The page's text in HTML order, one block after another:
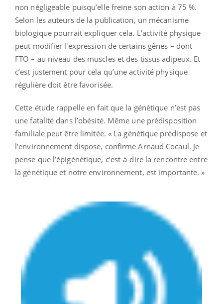
non négligeable puisqu’elle freine son action à 75 %.
Selon les auteurs de la publication, un mécanisme
biologique pourrait expliquer cela. L’activité physique
peut modifier l'expression de certains gènes – dont
FTO – au niveau des muscles et des tissus adipeux. Et
c’est justement pour cela qu’une activité physique
régulière doit être favorisée.
Cette étude rappelle en fait que la génétique n’est pas
une fatalité dans l’obésité. Même une prédisposition
familiale peut être limitée. « La génétique prédispose et
l’environnement dispose, confirme Arnaud Cocaul. Je
pense que l’épigénétique, c’est-à-dire la rencontre entre
la génétique et notre environnement, est importante. »